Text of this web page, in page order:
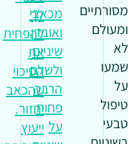
מסורתיים
ומעולם
לא
שמעו
על
טיפול
טבעי
מכאבי
ואובדן
שיניים
ולשלם
הרבה
פחות
על
לך
להפחית
את
הסיכוי
שהכאב
יחזור.
ייעוץ